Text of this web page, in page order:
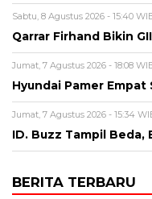
Sabtu, 8 Agustus 2026 - 15:40
Qarrar Firhand Bikin
Jumat, 7 Agustus 2026 - 18:08
Hyundai Pamer Empat
Jumat, 7 Agustus 2026 - 15:34
ID. Buzz Tampil Beda,
BERITA TERBARU